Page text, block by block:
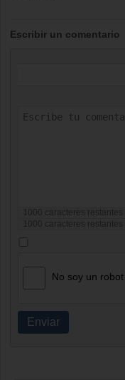
Escribir un comentario
1000
caracteres restantes
1000
caracteres restantes
No soy un robot
Enviar